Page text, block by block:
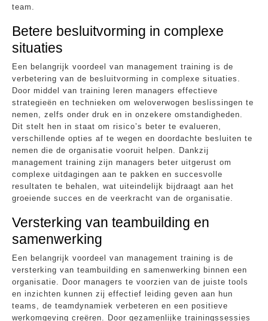
team.
Betere besluitvorming in complexe
situaties
Een belangrijk voordeel van management training is de
verbetering van de besluitvorming in complexe situaties.
Door middel van training leren managers effectieve
strategieën en technieken om weloverwogen beslissingen te
nemen, zelfs onder druk en in onzekere omstandigheden.
Dit stelt hen in staat om risico’s beter te evalueren,
verschillende opties af te wegen en doordachte besluiten te
nemen die de organisatie vooruit helpen. Dankzij
management training zijn managers beter uitgerust om
complexe uitdagingen aan te pakken en succesvolle
resultaten te behalen, wat uiteindelijk bijdraagt aan het
groeiende succes en de veerkracht van de organisatie.
Versterking van teambuilding en
samenwerking
Een belangrijk voordeel van management training is de
versterking van teambuilding en samenwerking binnen een
organisatie. Door managers te voorzien van de juiste tools
en inzichten kunnen zij effectief leiding geven aan hun
teams, de teamdynamiek verbeteren en een positieve
werkomgeving creëren. Door gezamenlijke trainingssessies